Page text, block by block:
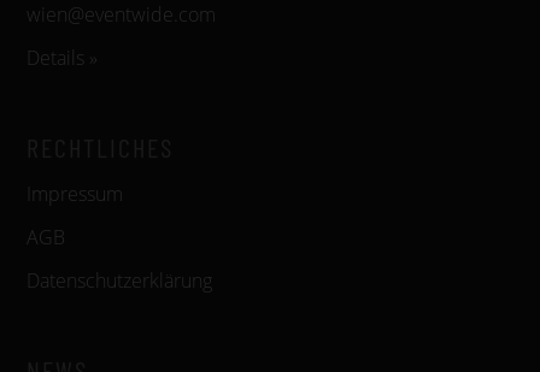
wien@eventwide.com
Details »
Impressum
AGB
Datenschutzerklärung